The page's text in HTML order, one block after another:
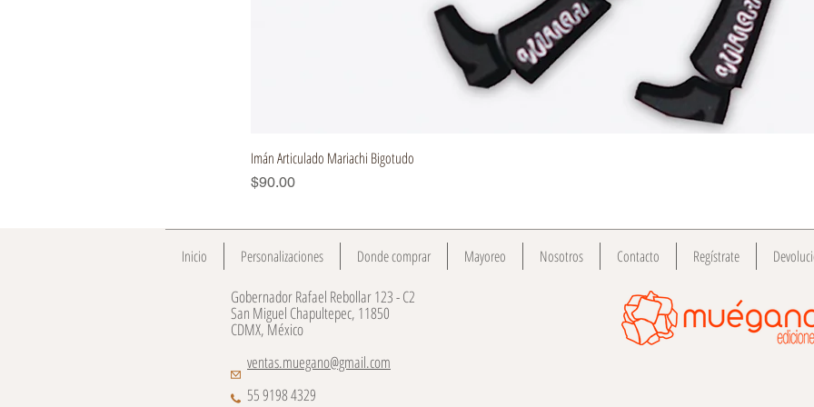
Imán Articulado Mariachi Bigotudo
Precio
$90.00
Inicio Personalizaciones Donde comprar Mayoreo Nosotros Contacto Regístrate
Gobernador Rafael Rebollar 123 - C2
San Miguel Chapultepec, 11850
CDMX, México
ventas.muegano@gmail.com
55 9198 4329